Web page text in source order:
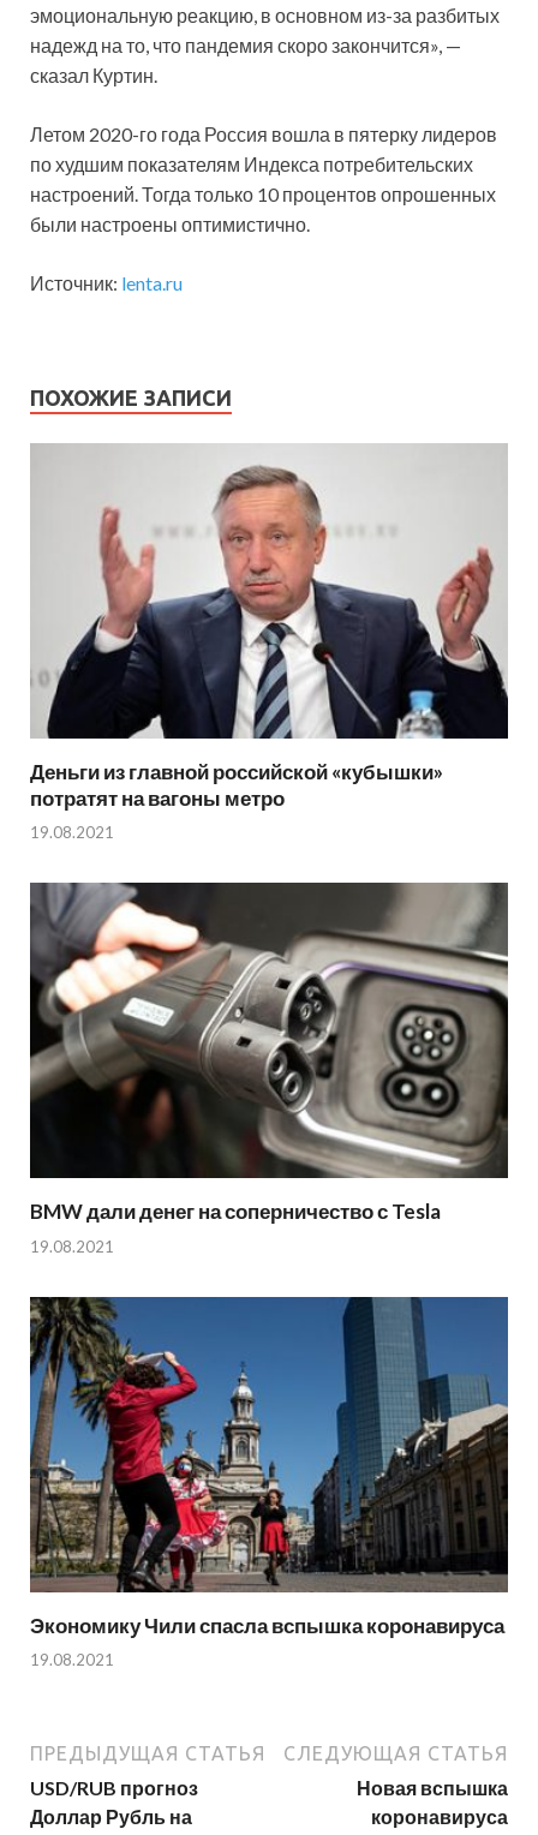
эмоциональную реакцию, в основном из-за разбитых
надежд на то, что пандемия скоро закончится», —
сказал Куртин.
Летом 2020-го года Россия вошла в пятерку лидеров
по худшим показателям Индекса потребительских
настроений. Тогда только 10 процентов опрошенных
были настроены оптимистично.
Источник: lenta.ru
ПОХОЖИЕ ЗАПИСИ
Деньги из главной российской «кубышки»
потратят на вагоны метро
19.08.2021
BMW дали денег на соперничество с Tesla
19.08.2021
Экономику Чили спасла вспышка коронавируса
19.08.2021
ПРЕДЫДУЩАЯ СТАТЬЯ
USD/RUB прогноз
Доллар Рубль на
СЛЕДУЮЩАЯ СТАТЬЯ
Новая вспышка
коронавируса